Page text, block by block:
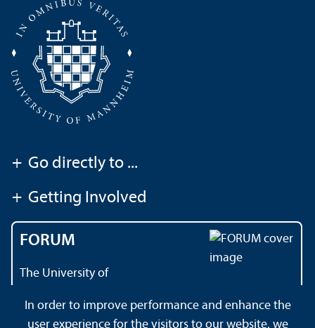
+ Go directly to ...
+ Getting Involved
FORUM
The University of
In order to improve performance and enhance the
user experience for the visitors to our website, we